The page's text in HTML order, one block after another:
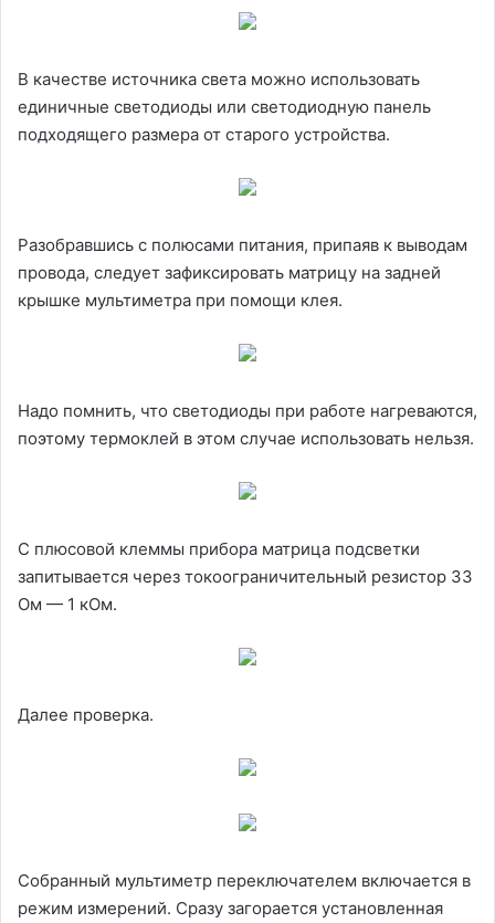
В качестве источника света можно использовать
единичные светодиоды или светодиодную панель
подходящего размера от старого устройства.
Разобравшись с полюсами питания, припаяв к выводам
провода, следует зафиксировать матрицу на задней
крышке мультиметра при помощи клея.
Надо помнить, что светодиоды при работе нагреваются,
поэтому термоклей в этом случае использовать нельзя.
С плюсовой клеммы прибора матрица подсветки
запитывается через токоограничительный резистор 33
Ом — 1 кОм.
Далее проверка.
Собранный мультиметр переключателем включается в
режим измерений. Сразу загорается установленная